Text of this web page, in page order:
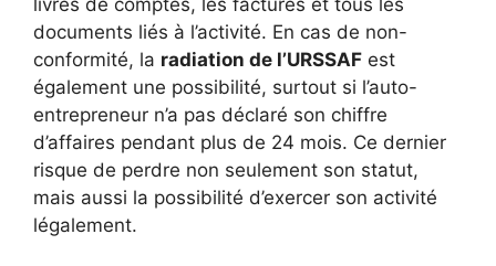
livres de comptes, les factures et tous les
documents liés à l’activité. En cas de non-
conformité, la radiation de l’URSSAF est
également une possibilité, surtout si l’auto-
entrepreneur n’a pas déclaré son chiffre
d’affaires pendant plus de 24 mois. Ce dernier
risque de perdre non seulement son statut,
mais aussi la possibilité d’exercer son activité
légalement.